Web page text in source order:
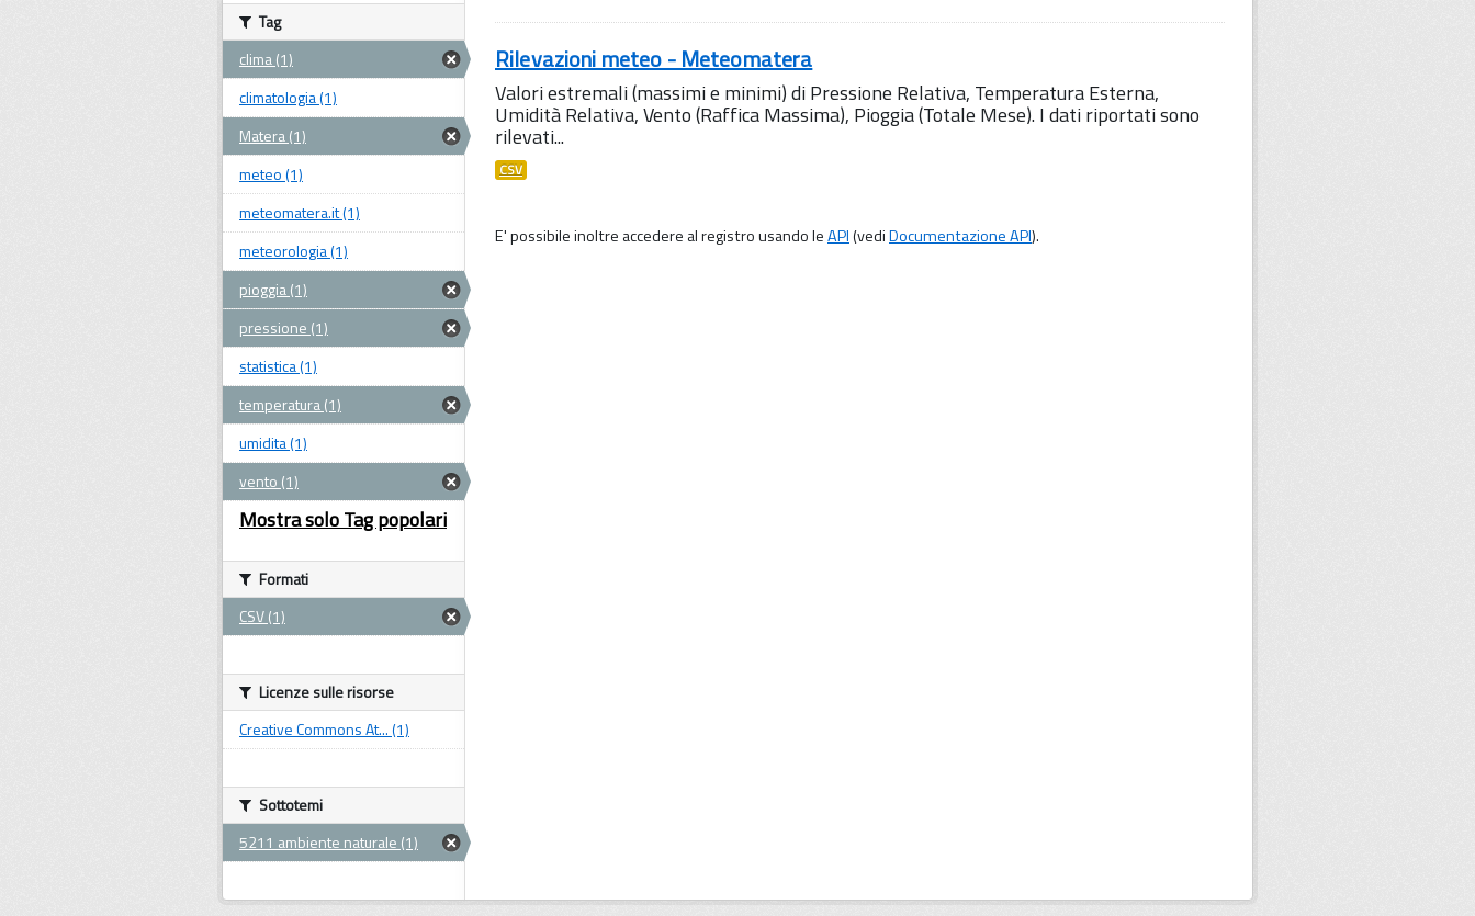
Rilevazioni meteo - Meteomatera
Valori estremali (massimi e minimi) di Pressione Relativa, Temperatura Esterna,
Umidità Relativa, Vento (Raffica Massima), Pioggia (Totale Mese). I dati riportati sono
rilevati...
CSV
E' possibile inoltre accedere al registro usando leAPI(vediDocumentazione API).
Tag
clima (1)
climatologia (1)
Matera (1)
meteo (1)
meteomatera.it (1)
meteorologia (1)
pioggia (1)
pressione (1)
statistica (1)
temperatura (1)
umidita (1)
vento (1)
Mostra solo Tag popolari
Formati
CSV (1)
Licenze sulle risorse
Creative Commons At... (1)
Sottotemi
5211 ambiente naturale (1)